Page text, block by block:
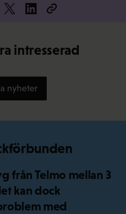
intresserad
nyheter
från Telmo mellan 3
kan dock
med